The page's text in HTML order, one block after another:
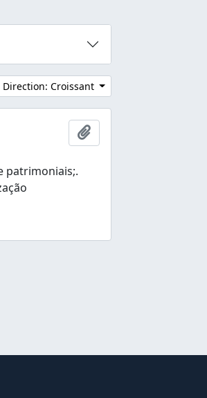
Direction: Croissant
Ajouter au presse-
patrimoniais;.